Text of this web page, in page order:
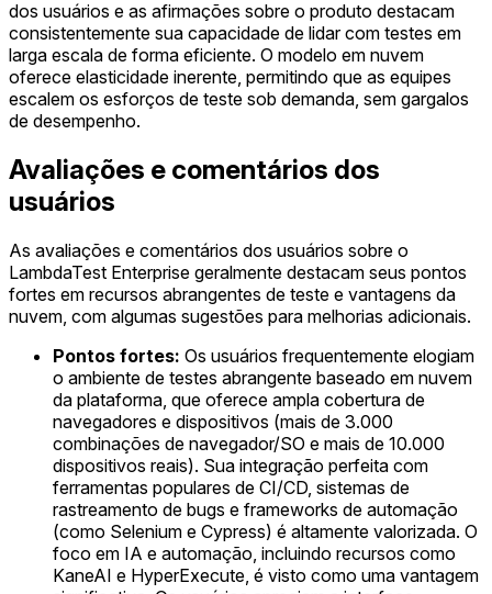
dos usuários e as afirmações sobre o produto destacam
consistentemente sua capacidade de lidar com testes em
larga escala de forma eficiente. O modelo em nuvem
oferece elasticidade inerente, permitindo que as equipes
escalem os esforços de teste sob demanda, sem gargalos
de desempenho.
Avaliações e comentários dos
usuários
As avaliações e comentários dos usuários sobre o
LambdaTest Enterprise geralmente destacam seus pontos
fortes em recursos abrangentes de teste e vantagens da
nuvem, com algumas sugestões para melhorias adicionais.
Pontos fortes: Os usuários frequentemente elogiam
o ambiente de testes abrangente baseado em nuvem
da plataforma, que oferece ampla cobertura de
navegadores e dispositivos (mais de 3.000
combinações de navegador/SO e mais de 10.000
dispositivos reais). Sua integração perfeita com
ferramentas populares de CI/CD, sistemas de
rastreamento de bugs e frameworks de automação
(como Selenium e Cypress) é altamente valorizada. O
foco em IA e automação, incluindo recursos como
KaneAI e HyperExecute, é visto como uma vantagem